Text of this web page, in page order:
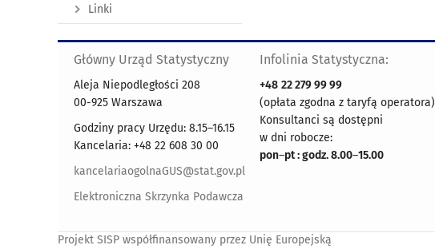
Linki
Główny Urząd Statystyczny
Aleja Niepodległości 208
00-925 Warszawa
Godziny pracy Urzędu: 8.15–16.15
Kancelaria: +48 22 608 30 00
kancelariaogolnaGUS@stat.gov.pl
Elektroniczna Skrzynka Podawcza
Infolinia Statystyczna:
+48 22 279 99 99
(opłata zgodna z taryfą operatora)
Konsultanci są dostępni
w dni robocze:
pon–pt : godz. 8.00–15.00
Projekt SISP współfinansowany przez Unię Europejską